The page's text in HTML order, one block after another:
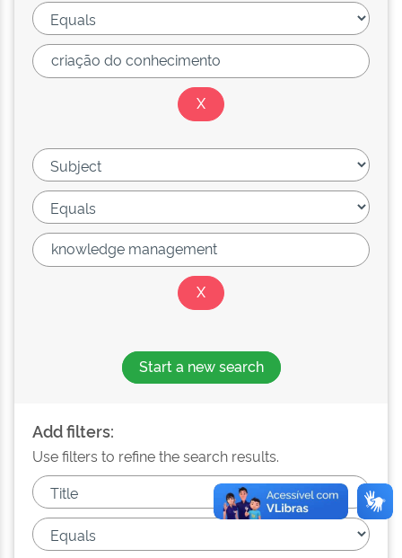
Start a new search
Add filters:
Use filters to refine the search results.